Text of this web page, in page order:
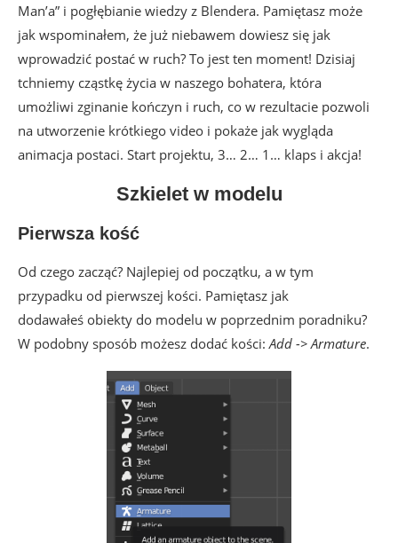
Man’a” i pogłębianie wiedzy z Blendera. Pamiętasz może
jak wspominałem, że już niebawem dowiesz się jak
wprowadzić postać w ruch? To jest ten moment! Dzisiaj
tchniemy cząstkę życia w naszego bohatera, która
umożliwi zginanie kończyn i ruch, co w rezultacie pozwoli
na utworzenie krótkiego video i pokaże jak wygląda
animacja postaci. Start projektu, 3… 2… 1… klaps i akcja!
Szkielet w modelu
Pierwsza kość
Od czego zacząć? Najlepiej od początku, a w tym
przypadku od pierwszej kości. Pamiętasz jak
dodawałeś obiekty do modelu w poprzednim poradniku?
W podobny sposób możesz dodać kości: Add -> Armature.